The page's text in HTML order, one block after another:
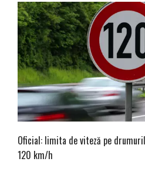
Oficial: limita de viteză pe
120 km/h